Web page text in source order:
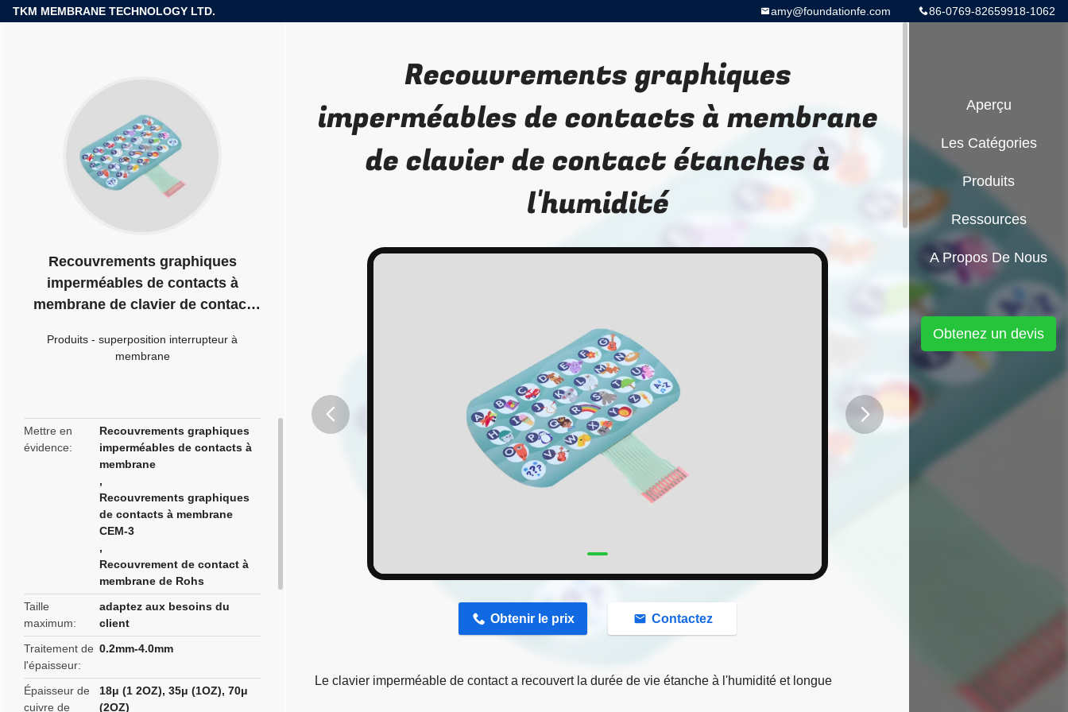
TKM MEMBRANE TECHNOLOGY LTD. 86-0769-82659918-1062
amy@foundationfe.com
Recouvrements graphiques
imperméables de contacts à
membrane de clavier de contact
Produits - superposition interrupteur à
membrane
Mettre en
évidence
Recouvrements graphiques
imperméables de contacts à
membrane
,
Recouvrements graphiques
de contacts à membrane
CEM-3
,
Recouvrement de contact à
membrane de Rohs
Taille
maximum
adaptez aux besoins du
client
Traitement de
l'épaisseur
0.2mm-4.0mm
Épaisseur de
cuivre de
18μ (1 2OZ), 35μ (1OZ), 70μ
(2OZ)
Recouvrements graphiques
imperméables de contacts à membrane
de clavier de contact étanches à
l'humidité
Obtenir le prix Contactez
Le clavier imperméable de contact a recouvert la durée de vie étanche à l'humidité et longue
Aperçu
Les Catégories
Produits
Ressources
A Propos De Nous
Obtenez un devis